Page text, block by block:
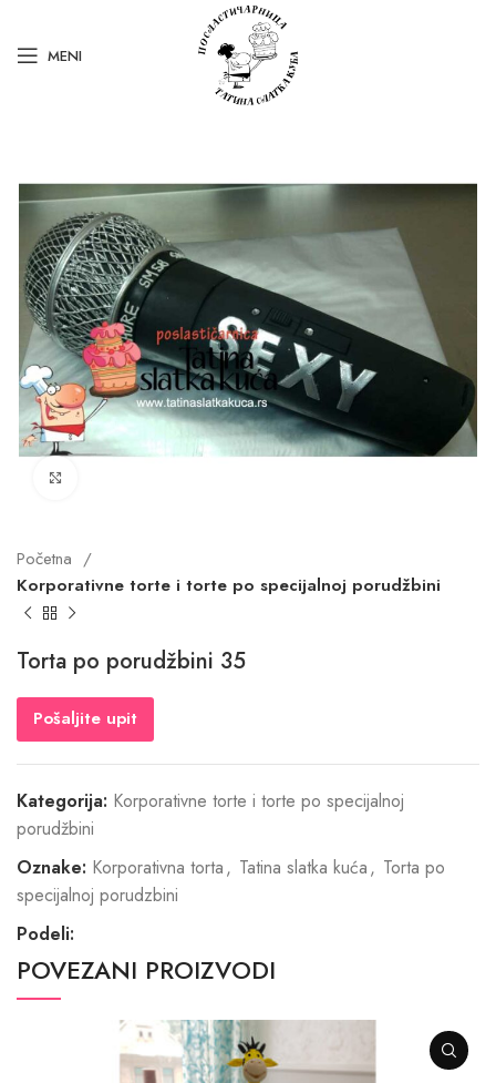
MENI
Početna
Korporativne torte i torte po specijalnoj porudžbini
Torta po porudžbini 35
Pošaljite upit
Kategorija: Korporativne torte i torte po specijalnoj
porudžbini
Oznake: Korporativna torta, Tatina slatka kuća, Torta po
specijalnoj porudzbini
Podeli:
POVEZANI PROIZVODI